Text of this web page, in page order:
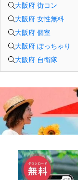
大阪府 街コン
大阪府 女性無料
大阪府 個室
大阪府 ぽっちゃり
大阪府 自衛隊